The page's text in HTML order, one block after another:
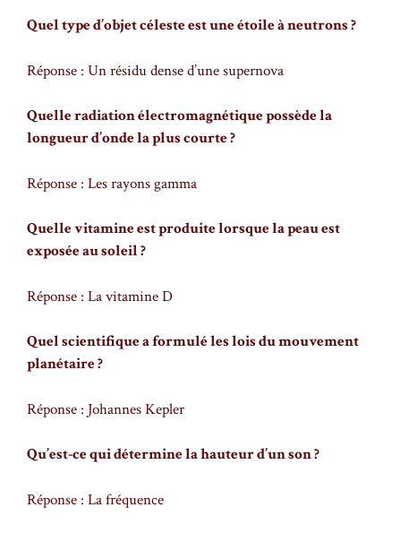
Quel type d’objet céleste est une étoile à neutrons ?
Réponse : Un résidu dense d’une supernova
Quelle radiation électromagnétique possède la
longueur d’onde la plus courte ?
Réponse : Les rayons gamma
Quelle vitamine est produite lorsque la peau est
exposée au soleil ?
Réponse : La vitamine D
Quel scientifique a formulé les lois du mouvement
planétaire ?
Réponse : Johannes Kepler
Qu’est-ce qui détermine la hauteur d’un son ?
Réponse : La fréquence